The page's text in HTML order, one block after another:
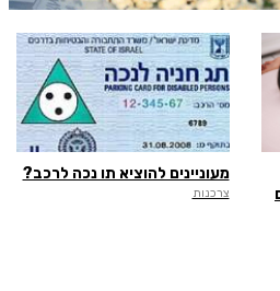
מעוניינים להוציא תו נכה לרכב?
צרכנות